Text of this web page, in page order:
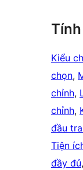
Kiểu
chọn,
chỉnh,
chỉnh,
đầu
Tiện
đầy đủ,